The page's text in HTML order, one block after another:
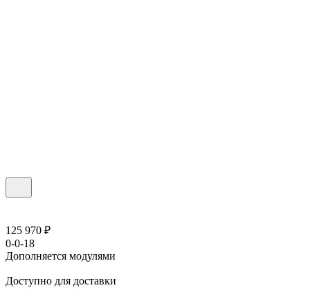
125 970 ₽
0-0-18
Дополняется модулями
Доступно для доставки